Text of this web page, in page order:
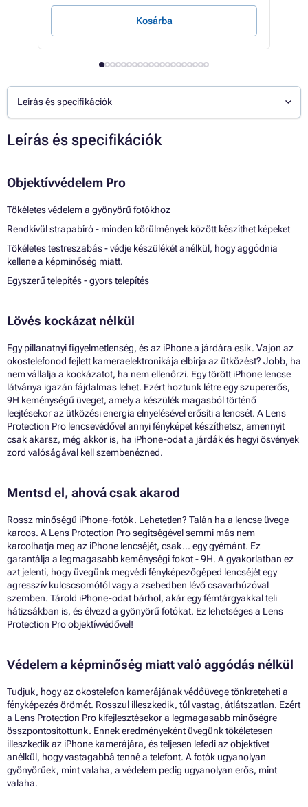
Kosárba
Leírás és specifikációk
Leírás és specifikációk
Objektívvédelem Pro
Tökéletes védelem a gyönyörű fotókhoz
Rendkívül strapabíró - minden körülmények között készíthet képeket
Tökéletes testreszabás - védje készülékét anélkül, hogy aggódnia
kellene a képminőség miatt.
Egyszerű telepítés - gyors telepítés
Lövés kockázat nélkül
Egy pillanatnyi figyelmetlenség, és az iPhone a járdára esik. Vajon az
okostelefonod fejlett kameraelektronikája elbírja az ütközést? Jobb, ha
nem vállalja a kockázatot, ha nem ellenőrzi. Egy törött iPhone lencse
látványa igazán fájdalmas lehet. Ezért hoztunk létre egy szupererős,
9H keménységű üveget, amely a készülék magasból történő
leejtésekor az ütközési energia elnyelésével erősíti a lencsét. A Lens
Protection Pro lencsevédővel annyi fényképet készíthetsz, amennyit
csak akarsz, még akkor is, ha iPhone-odat a járdák és hegyi ösvények
zord valóságával kell szembenézned.
Mentsd el, ahová csak akarod
Rossz minőségű iPhone-fotók. Lehetetlen? Talán ha a lencse üvege
karcos. A Lens Protection Pro segítségével semmi más nem
karcolhatja meg az iPhone lencséjét, csak... egy gyémánt. Ez
garantálja a legmagasabb keménységi fokot - 9H. A gyakorlatban ez
azt jelenti, hogy üvegünk megvédi fényképezőgéped lencséjét egy
agresszív kulcscsomótól vagy a zsebedben lévő csavarhúzóval
szemben. Tárold iPhone-odat bárhol, akár egy fémtárgyakkal teli
hátizsákban is, és élvezd a gyönyörű fotókat. Ez lehetséges a Lens
Protection Pro objektívvédővel!
Védelem a képminőség miatt való aggódás nélkül
Tudjuk, hogy az okostelefon kamerájának védőüvege tönkreteheti a
fényképezés örömét. Rosszul illeszkedik, túl vastag, átlátszatlan. Ezért
a Lens Protection Pro kifejlesztésekor a legmagasabb minőségre
összpontosítottunk. Ennek eredményeként üvegünk tökéletesen
illeszkedik az iPhone kamerájára, és teljesen lefedi az objektívet
anélkül, hogy vastagabbá tenné a telefont. A fotók ugyanolyan
gyönyörűek, mint valaha, a védelem pedig ugyanolyan erős, mint
valaha.